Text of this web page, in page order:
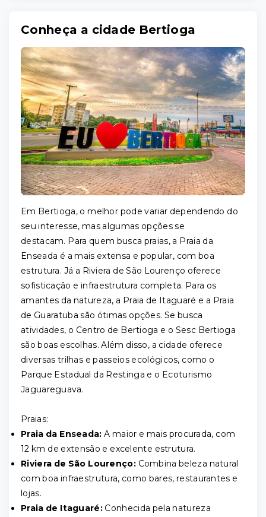
Conheça a cidade Bertioga
Em Bertioga, o melhor pode variar dependendo do
seu interesse, mas algumas opções se
destacam. Para quem busca praias, a Praia da
Enseada é a mais extensa e popular, com boa
estrutura. Já a Riviera de São Lourenço oferece
sofisticação e infraestrutura completa. Para os
amantes da natureza, a Praia de Itaguaré e a Praia
de Guaratuba são ótimas opções. Se busca
atividades, o Centro de Bertioga e o Sesc Bertioga
são boas escolhas. Além disso, a cidade oferece
diversas trilhas e passeios ecológicos, como o
Parque Estadual da Restinga e o Ecoturismo
Jaguareguava.
Praias:
Praia da Enseada: A maior e mais procurada, com
12 km de extensão e excelente estrutura.
Riviera de São Lourenço:Combina beleza natural
com boa infraestrutura, como bares, restaurantes e
lojas.
Praia de Itaguaré:Conhecida pela natureza